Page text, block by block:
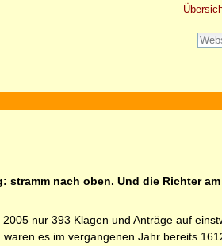
stramm nach oben. Und die Richter
nur 393 Klagen und Anträge auf
es im vergangenen Jahr bereits